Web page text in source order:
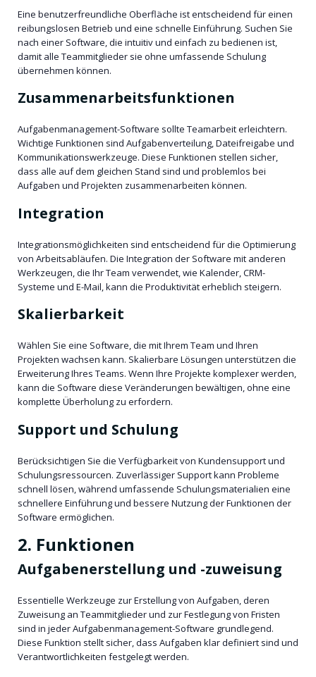
Eine benutzerfreundliche Oberfläche ist entscheidend für einen
reibungslosen Betrieb und eine schnelle Einführung. Suchen Sie
nach einer Software, die intuitiv und einfach zu bedienen ist,
damit alle Teammitglieder sie ohne umfassende Schulung
übernehmen können.
Zusammenarbeitsfunktionen
Aufgabenmanagement-Software sollte Teamarbeit erleichtern.
Wichtige Funktionen sind Aufgabenverteilung, Dateifreigabe und
Kommunikationswerkzeuge. Diese Funktionen stellen sicher,
dass alle auf dem gleichen Stand sind und problemlos bei
Aufgaben und Projekten zusammenarbeiten können.
Integration
Integrationsmöglichkeiten sind entscheidend für die Optimierung
von Arbeitsabläufen. Die Integration der Software mit anderen
Werkzeugen, die Ihr Team verwendet, wie Kalender, CRM-
Systeme und E-Mail, kann die Produktivität erheblich steigern.
Skalierbarkeit
Wählen Sie eine Software, die mit Ihrem Team und Ihren
Projekten wachsen kann. Skalierbare Lösungen unterstützen die
Erweiterung Ihres Teams. Wenn Ihre Projekte komplexer werden,
kann die Software diese Veränderungen bewältigen, ohne eine
komplette Überholung zu erfordern.
Support und Schulung
Berücksichtigen Sie die Verfügbarkeit von Kundensupport und
Schulungsressourcen. Zuverlässiger Support kann Probleme
schnell lösen, während umfassende Schulungsmaterialien eine
schnellere Einführung und bessere Nutzung der Funktionen der
Software ermöglichen.
2. Funktionen
Aufgabenerstellung und -zuweisung
Essentielle Werkzeuge zur Erstellung von Aufgaben, deren
Zuweisung an Teammitglieder und zur Festlegung von Fristen
sind in jeder Aufgabenmanagement-Software grundlegend.
Diese Funktion stellt sicher, dass Aufgaben klar definiert sind und
Verantwortlichkeiten festgelegt werden.